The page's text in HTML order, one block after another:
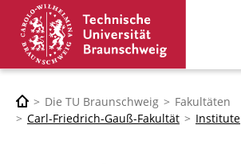
Die TU Braunschweig
Fakultäten
Carl-Friedrich-Gauß-Fakultät
Institute